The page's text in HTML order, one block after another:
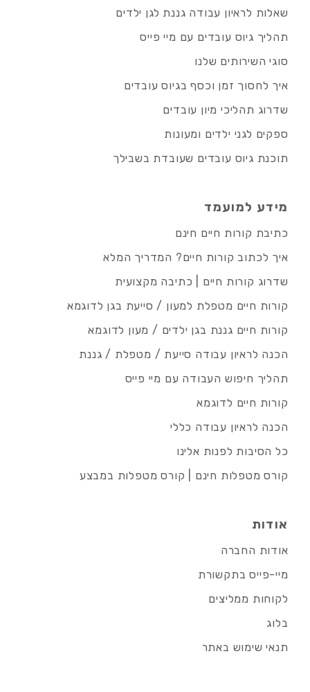
שאלות לראיון עבודה גננת לגן ילדים
תהליך גיוס עובדים עם מיי פייס
סוגי השירותים שלנו
איך לחסוך זמן וכסף בגיוס עובדים
שדרוג תהליכי מיון עובדים
ספקים לגני ילדים ומעונות
תוכנת גיוס עובדים שעובדת בשבילך
מידע למועמד
כתיבת קורות חיים חינם
איך לכתוב קורות חיים? המדריך המלא
שדרוג קורות חיים | כתיבה מקצועית
קורות חיים מטפלת למעון / סייעת בגן לדוגמא
קורות חיים גננת בגן ילדים / מעון לדוגמא
הכנה לראיון עבודה סייעת / מטפלת / גננת
תהליך חיפוש העבודה עם מיי פייס
קורות חיים לדוגמא
הכנה לראיון עבודה כללי
כל הסיבות לפנות אלינו
קורס מטפלות חינם | קורס מטפלות במבצע
אודות
אודות החברה
מיי-פייס בתקשורת
לקוחות ממליצים
בלוג
תנאי שימוש באתר